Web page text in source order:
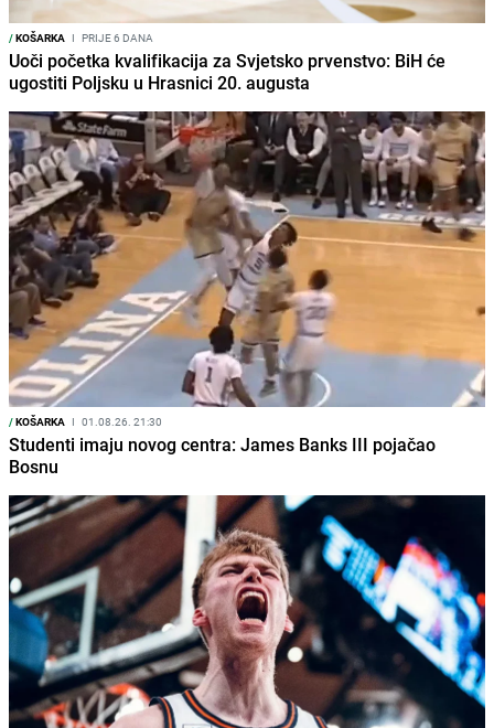
/KOŠARKA I PRIJE 6 DANA
Uoči početka kvalifikacija za Svjetsko prvenstvo: BiH će
ugostiti Poljsku u Hrasnici 20. augusta
/KOŠARKA I 01.08.26. 21:30
Studenti imaju novog centra: James Banks III pojačao
Bosnu